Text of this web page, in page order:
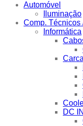
Automóvel
Iluminação
Comp. Técnicos
Informática
DC